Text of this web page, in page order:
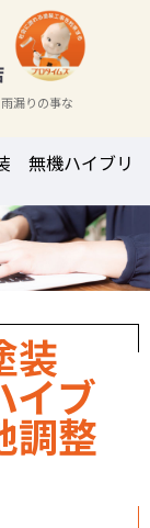
漏りの事な
無機ハイブリ
装
ブ
調整